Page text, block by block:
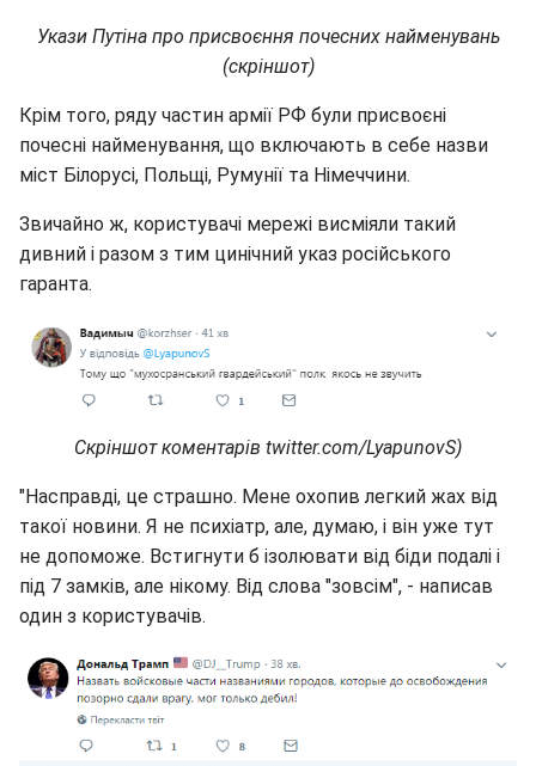
Укази Путіна про присвоєння почесних найменувань
(скріншот)
Крім того, ряду частин армії РФ були присвоєні
почесні найменування, що включають в себе назви
міст Білорусі, Польщі, Румунії та Німеччини.
Звичайно ж, користувачі мережі висміяли такий
дивний і разом з тим цинічний указ російського
гаранта.
Скріншот коментарів twitter.com/LyapunovS)
"Насправді, це страшно. Мене охопив легкий жах від
такої новини. Я не психіатр, але, думаю, і він уже тут
не допоможе. Встигнути б ізолювати від біди подалі і
під 7 замків, але нікому. Від слова "зовсім", - написав
один з користувачів.